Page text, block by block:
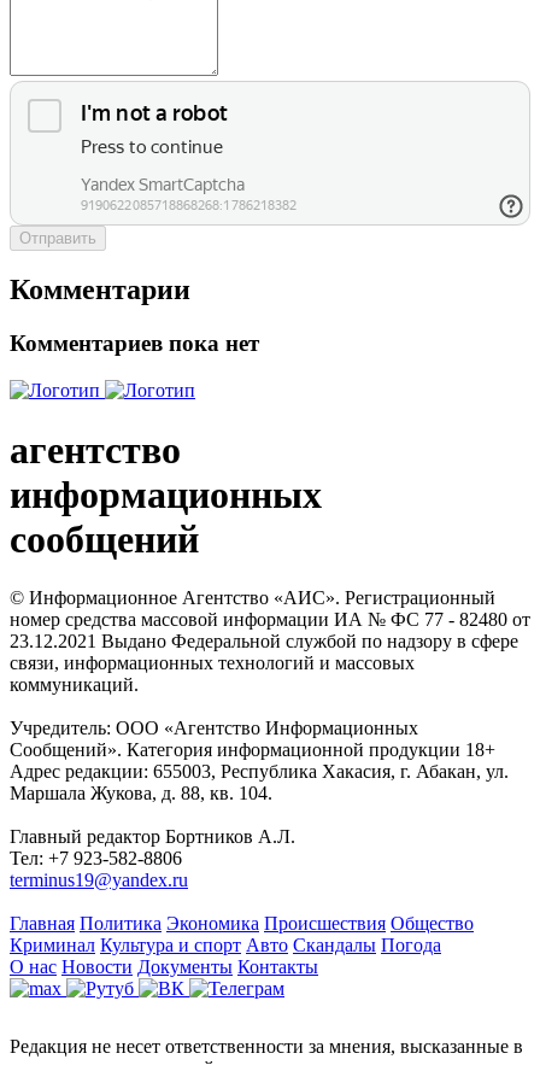
Отправить
Комментарии
Комментариев пока нет
агентство
информационных
сообщений
© Информационное Агентство «АИС». Регистрационный
номер средства массовой информации ИА № ФС 77 - 82480 от
23.12.2021 Выдано Федеральной службой по надзору в сфере
связи, информационных технологий и массовых
коммуникаций.
Учредитель: ООО «Агентство Информационных
Сообщений». Категория информационной продукции 18+
Адрес редакции: 655003, Республика Хакасия, г. Абакан, ул.
Маршала Жукова, д. 88, кв. 104.
Главный редактор Бортников А.Л.
Тел: +7 923-582-8806
terminus19@yandex.ru
Главная Политика Экономика Происшествия Общество
Криминал Культура и спорт Авто Скандалы Погода
О нас Новости Документы Контакты
Редакция не несет ответственности за мнения, высказанные в